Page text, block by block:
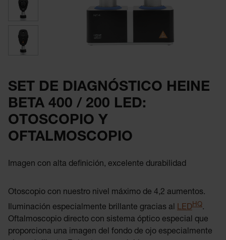
SET DE DIAGNÓSTICO HEINE
BETA 400 / 200 LED:
OTOSCOPIO Y
OFTALMOSCOPIO
Imagen con alta definición, excelente durabilidad
Otoscopio con nuestro nivel máximo de 4,2 aumentos.
Iluminación especialmente brillante gracias al LEDHQ.
Oftalmoscopio directo con sistema óptico especial que
proporciona una imagen del fondo de ojo especialmente